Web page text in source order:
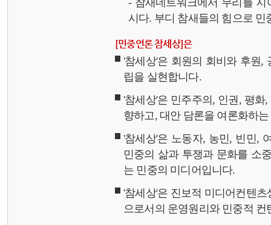
- 참새네트워크에서 무리를
시다. 부디 참새들의 힘으로 민
[민중언론 참세상]은
'참세상'은 회원의 회비와 후원,
립을 실현합니다.
'참세상'은 민주주의, 인권, 평
향하고, 대안 담론을 여론화하
'참세상'은 노동자, 농민, 빈민,
민중의 삶과 투쟁과 문화를 소
는 민중의 미디어입니다.
'참세상'은 진보적 미디어컨텐
으로서의 운영원리와 민중적